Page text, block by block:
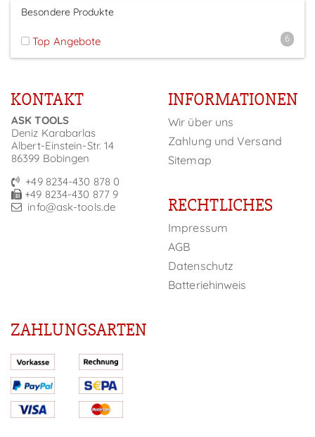
Besondere Produkte
6
Top Angebote
KONTAKT
ASK TOOLS
Deniz Karabarlas
Albert-Einstein-Str. 14
86399 Bobingen
+49 8234-430 878 0
+49 8234-430 877 9
info@ask-tools.de
INFORMATIONEN
Wir über uns
Zahlung und Versand
Sitemap
RECHTLICHES
Impressum
AGB
Datenschutz
Batteriehinweis
ZAHLUNGSARTEN